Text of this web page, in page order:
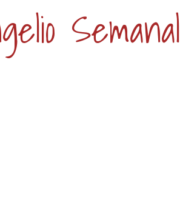
Semanal